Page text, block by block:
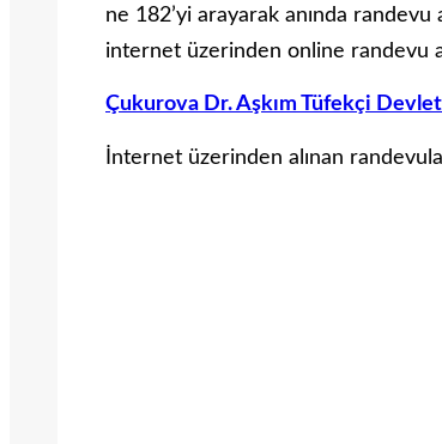
ne 182’yi arayarak anında
internet üzerinden online randevu
Çukurova Dr. Aşkım Tüfekçi
İnternet üzerinden alınan